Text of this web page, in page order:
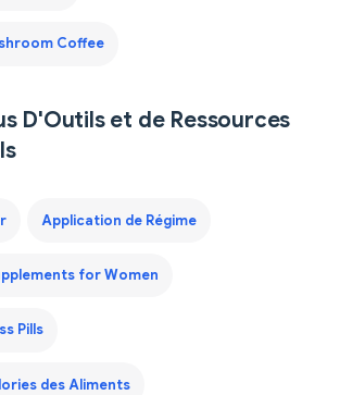
Coffee
D'Outils et de Ressources
Application de Régime
for Women
Pills
des Aliments